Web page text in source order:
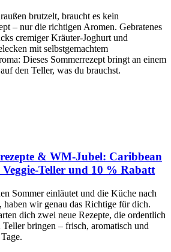
brutzelt, braucht es kein
– nur die richtigen Aromen. Gebratenes
cremiger Kräuter-Joghurt und
mit selbstgemachtem
Dieses Sommerrezept bringt an einem
den Teller, was du brauchst.
& WM-Jubel: Caribbean
Teller und 10 % Rabatt
Sommer einläutet und die Küche nach
wir genau das Richtige für dich.
dich zwei neue Rezepte, die ordentlich
bringen – frisch, aromatisch und